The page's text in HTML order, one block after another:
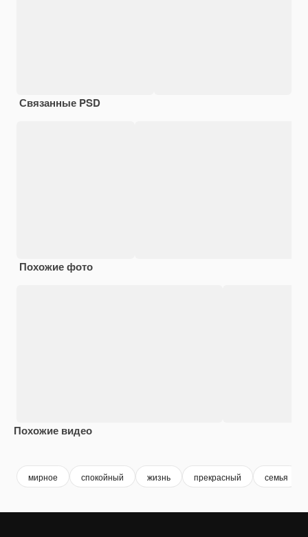
Связанные PSD
Похожие фото
Похожие видео
мирное спокойный жизнь прекрасный семья